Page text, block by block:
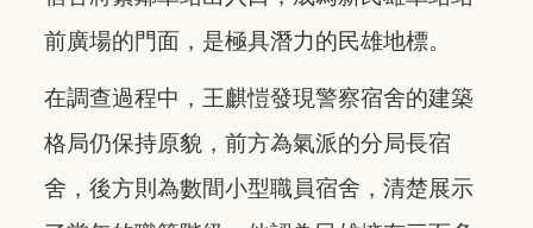
前廣場的門面，是極具潛力的民雄地標。
在調查過程中，王麒愷發現警察宿舍的建築
格局仍保持原貌，前方為氣派的分局長宿
舍，後方則為數間小型職員宿舍，清楚展示